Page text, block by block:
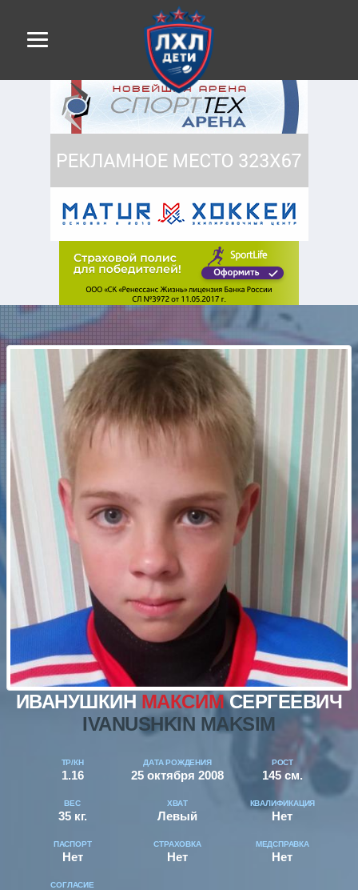
ИВАНУШКИН МАКСИМСЕРГЕЕВИЧ
IVANUSHKIN MAKSIM
ТР/КН
1.16
ДАТА РОЖДЕНИЯ
25 октября 2008
РОСТ
145 см.
ВЕС
35 кг.
ХВАТ
Левый
КВАЛИФИКАЦИЯ
Нет
ПАСПОРТ
Нет
СТРАХОВКА
Нет
МЕДСПРАВКА
Нет
СОГЛАСИЕ